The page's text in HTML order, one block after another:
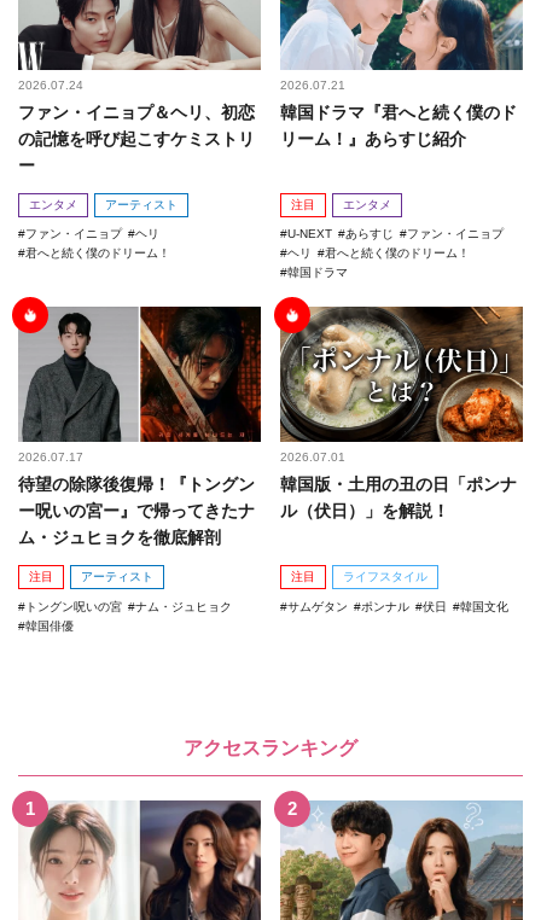
2026.07.24
ファン・イニョプ＆ヘリ、初恋
の記憶を呼び起こすケミストリ
ー
エンタメ アーティスト
ファン・イニョプ
ヘリ
君へと続く僕のドリーム！
2026.07.21
韓国ドラマ『君へと続く僕のド
リーム！』あらすじ紹介
注目 エンタメ
U-NEXT あらすじ
ファン・イニョプ
ヘリ
君へと続く僕のドリーム！
韓国ドラマ
2026.07.17
待望の除隊後復帰！『トングン
ー呪いの宮ー』で帰ってきたナ
ム・ジュヒョクを徹底解剖
注目 アーティスト
トングン呪いの宮
ナム・ジュヒョク
韓国俳優
2026.07.01
韓国版・土用の丑の日「ポンナ
ル（伏日）」を解説！
注目 ライフスタイル
サムゲタン ポンナル 伏日 韓国文化
アクセスランキング